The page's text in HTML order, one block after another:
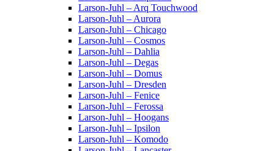
Larson-Juhl – Arq Touchwood
Larson-Juhl – Aurora
Larson-Juhl – Chicago
Larson-Juhl – Cosmos
Larson-Juhl – Dahlia
Larson-Juhl – Degas
Larson-Juhl – Domus
Larson-Juhl – Dresden
Larson-Juhl – Fenice
Larson-Juhl – Ferossa
Larson-Juhl – Hoogans
Larson-Juhl – Ipsilon
Larson-Juhl – Komodo